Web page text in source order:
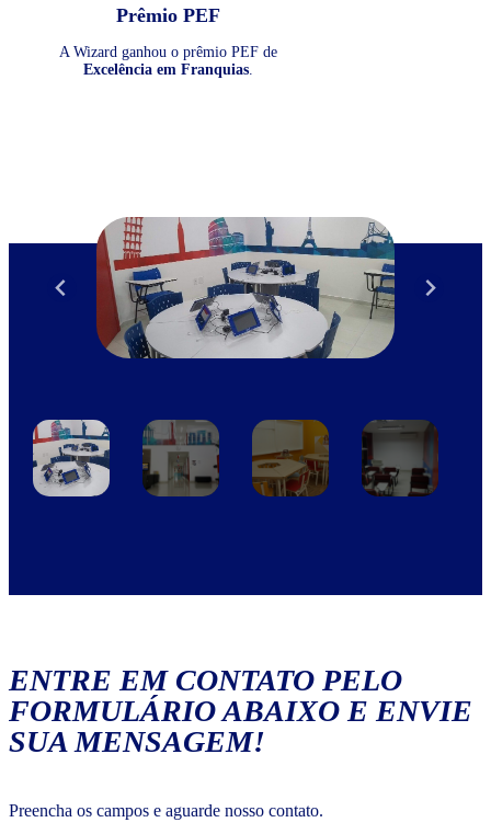
Prêmio PEF
A Wizard ganhou o prêmio PEF de
Excelência em Franquias.
ENTRE EM CONTATO PELO
FORMULÁRIO ABAIXO E ENVIE
SUA MENSAGEM!
Preencha os campos e aguarde nosso contato.